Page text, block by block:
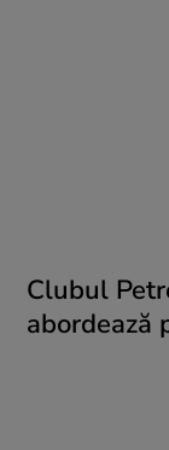
Clubul
abordează